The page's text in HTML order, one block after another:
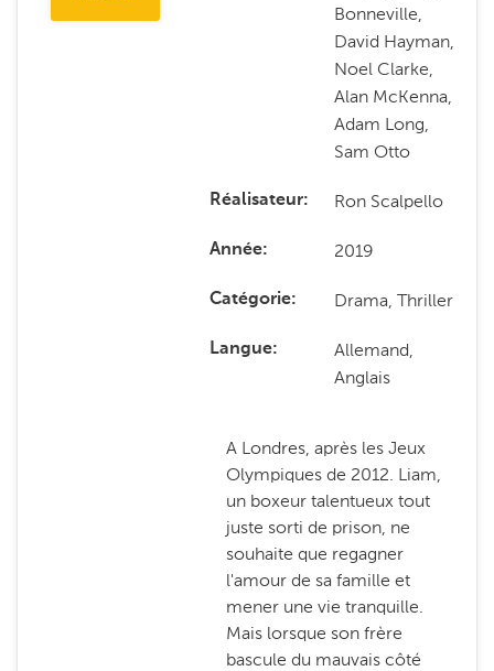
Bonneville,
David Hayman,
Noel Clarke,
Alan McKenna,
Adam Long,
Sam Otto
Réalisateur Ron Scalpello
Année 2019
Catégorie Drama, Thriller
Langue
Allemand,
Anglais
A Londres, après les Jeux
Olympiques de 2012. Liam,
un boxeur talentueux tout
juste sorti de prison, ne
souhaite que regagner
l'amour de sa famille et
mener une vie tranquille.
Mais lorsque son frère
bascule du mauvais côté